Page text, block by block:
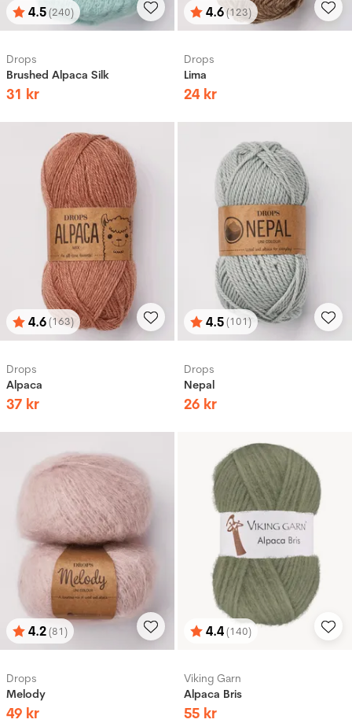
Betyg:
4.5(240)
utav 5 stjärnor
Drops
Brushed Alpaca Silk
31 kr
Betyg:
4.6(123)
utav 5 stjärnor
Drops
Lima
24 kr
Betyg:
4.6(163)
utav 5 stjärnor
Drops
Alpaca
37 kr
Betyg:
4.5(101)
utav 5 stjärnor
Drops
Nepal
26 kr
Betyg:
4.2(81)
utav 5 stjärnor
Drops
Melody
49 kr
Betyg:
4.4(140)
utav 5 stjärnor
Viking Garn
Alpaca Bris
55 kr